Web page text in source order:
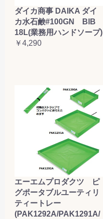
ダイカ商事 DAIKA ダイ
カ水石鹸#100GN BIB
18L(業務用ハンドソープ)
￥4,290
エーエムプロダクツ ピ
グポータブルユーティリ
ティートレー
(PAK1292A/PAK1291A/